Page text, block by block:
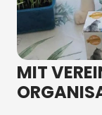
MIT